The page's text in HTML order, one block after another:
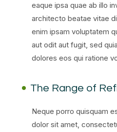
eaque ipsa quae ab illo
architecto beatae vitae
enim ipsam voluptatem
aut odit aut fugit, sed
dolores eos qui ratione
The Range of
Neque porro quisquam
dolor sit amet,